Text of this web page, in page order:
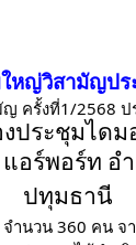
หญ่วิสามัญปร
ครั้งที่1/2568
ประชุมไดม
แอร์พอร์ท อ
ปทุมธานี
ำนวน 360 คน จ